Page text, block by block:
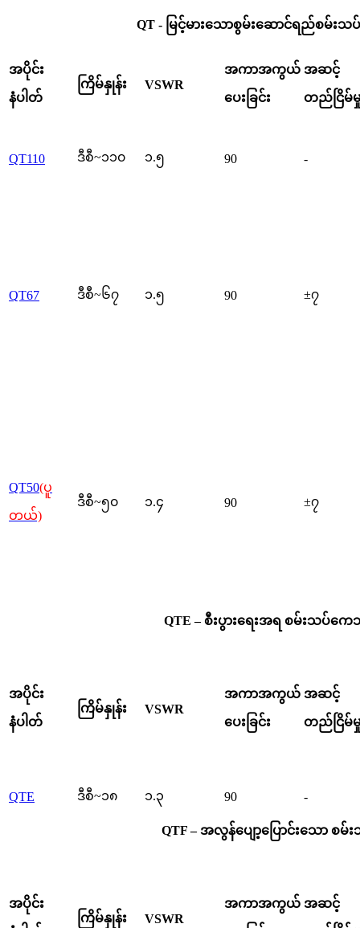
QT - မြင့်မားသောစွမ်းဆောင်ရည်စမ်
အပိုင်း
နံပါတ်
ကြိမ်နှုန်း VSWR
အကာအကွယ်
ပေးခြင်း
အဆင့်
တည်ငြိမ်
QT110 ဒီစီ~၁၁၀ ၁.၅ 90 -
QT67 ဒီစီ~၆၇ ၁.၅ 90 ±၇
QT50(ပူ
တယ်)
ဒီစီ~၅၀ ၁.၄ 90 ±၇
QTE – စီးပွားရေးအရ စမ်းသပ်
အပိုင်း
နံပါတ်
ကြိမ်နှုန်း VSWR
အကာအကွယ်
ပေးခြင်း
အဆင့်
တည်ငြိမ်
QTE ဒီစီ~၁၈ ၁.၃ 90 -
QTF – အလွန်ပျော့ပြောင်းသော စ
အပိုင်း
ကြိမ်နှုန်း VSWR
အကာအကွယ် အဆင့်